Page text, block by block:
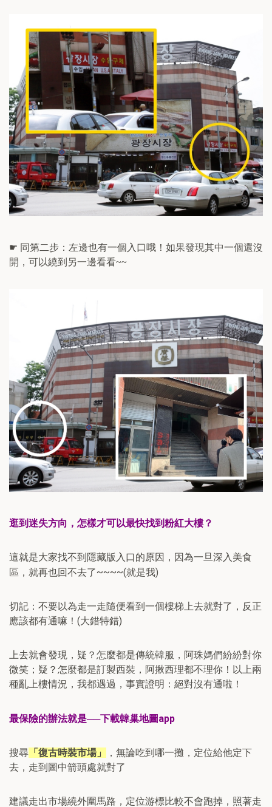
☛ 同第二步：左邊也有一個入口哦！如果發現其中一個還沒
開，可以繞到另一邊看看~~
逛到迷失方向，怎樣才可以最快找到粉紅大樓？
這就是大家找不到隱藏版入口的原因，因為一旦深入美食
區，就再也回不去了~~~~(就是我)
切記：不要以為走一走隨便看到一個樓梯上去就對了，反正
應該都有通嘛！(大錯特錯)
上去就會發現，疑？怎麼都是傳統韓服，阿珠媽們紛紛對你
微笑；疑？怎麼都是訂製西裝，阿揪西理都不理你！以上兩
種亂上樓情況，我都遇過，事實證明：絕對沒有通啦！
最保險的辦法就是──下載韓巢地圖app
搜尋 「復古時裝市場」
，無論吃到哪一攤，定位給他定下
去，走到圖中箭頭處就對了
建議走出市場繞外圍馬路，定位游標比較不會跑掉，照著走